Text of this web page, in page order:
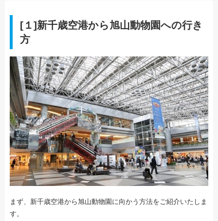
[１]新千歳空港から旭山動物園への行き
方
まず、新千歳空港から旭山動物園に向かう方法をご紹介いたしま
す。